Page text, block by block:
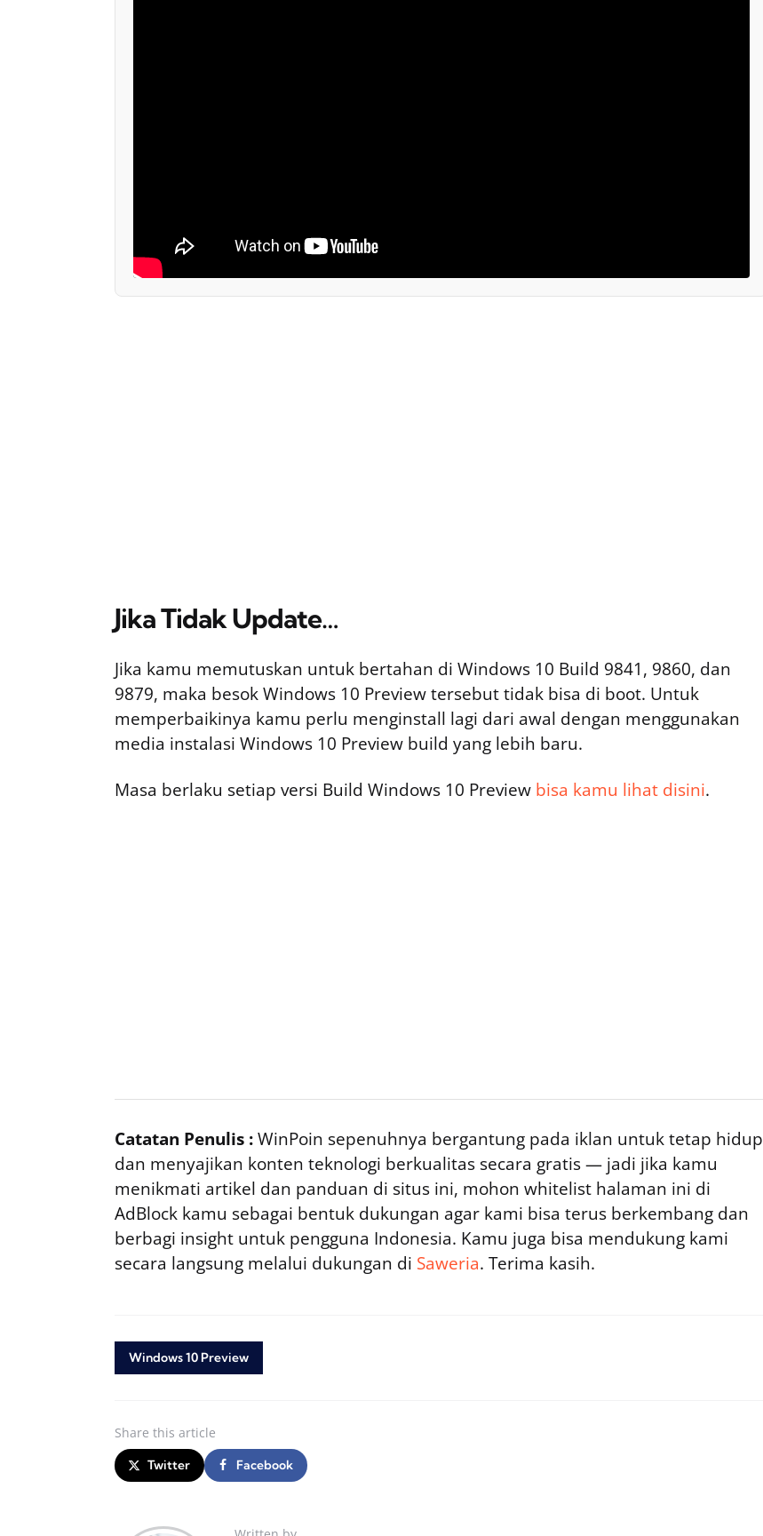
Jika Tidak Update…
Jika kamu memutuskan untuk bertahan di Windows 10 Build 9841, 9860, dan
9879, maka besok Windows 10 Preview tersebut tidak bisa di boot. Untuk
memperbaikinya kamu perlu menginstall lagi dari awal dengan menggunakan
media instalasi Windows 10 Preview build yang lebih baru.
Masa berlaku setiap versi Build Windows 10 Preview bisa kamu lihat disini.
Catatan Penulis :WinPoin sepenuhnya bergantung pada iklan untuk tetap hidup
dan menyajikan konten teknologi berkualitas secara gratis — jadi jika kamu
menikmati artikel dan panduan di situs ini, mohon whitelist halaman ini di
AdBlock kamu sebagai bentuk dukungan agar kami bisa terus berkembang dan
berbagi insight untuk pengguna Indonesia. Kamu juga bisa mendukung kami
secara langsung melalui dukungan di Saweria. Terima kasih.
Windows 10 Preview
Share this article
Twitter Facebook